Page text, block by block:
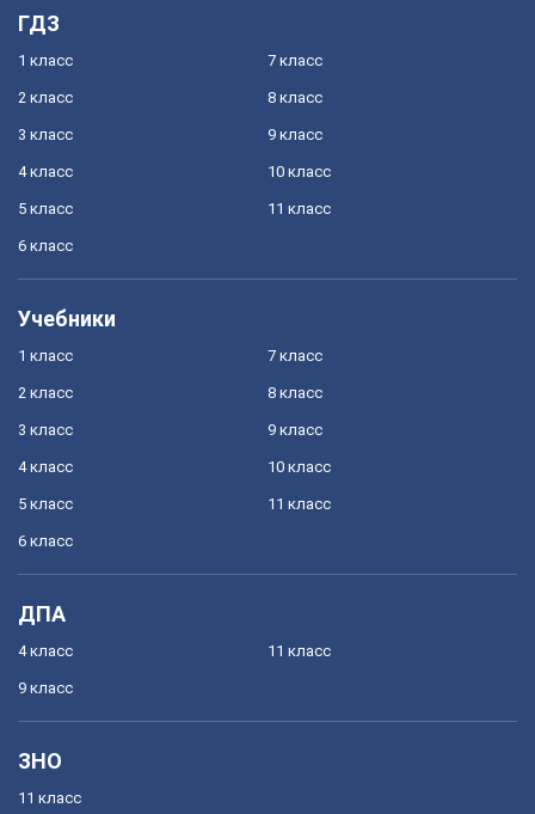
ГДЗ
1 класс
2 класс
3 класс
4 класс
5 класс
6 класс
7 класс
8 класс
9 класс
10 класс
11 класс
Учебники
1 класс
2 класс
3 класс
4 класс
5 класс
6 класс
7 класс
8 класс
9 класс
10 класс
11 класс
ДПА
4 класс
9 класс
11 класс
ЗНО
11 класс